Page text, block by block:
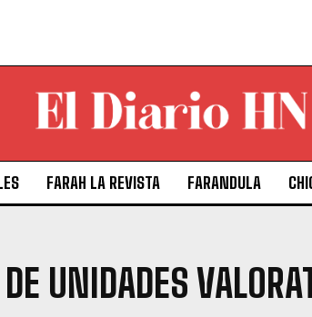
FARAH LA REVISTA FARANDULA
UNIDADES